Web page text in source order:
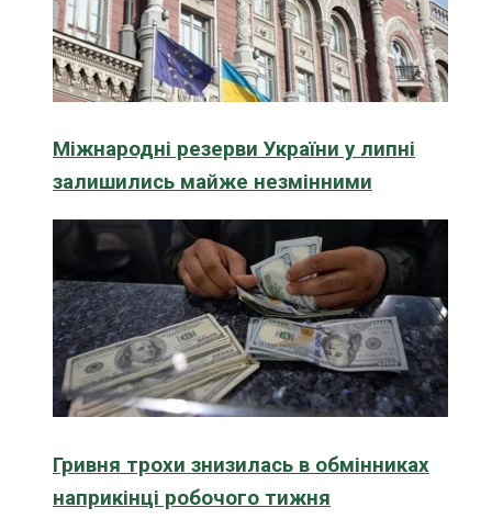
Міжнародні резерви України у липні
залишились майже незмінними
Гривня трохи знизилась в обмінниках
наприкінці робочого тижня